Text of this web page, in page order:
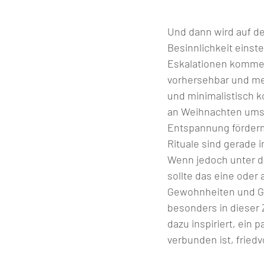
Und dann wird auf
Besinnlichkeit
Eskalationen
vorhersehbar und
und minimalistisch
an Weihnachten
Entspannung
Rituale sind gerade
Wenn jedoch unter
sollte das eine oder
Gewohnheiten und
besonders in dieser
dazu inspiriert, ein
verbunden ist,